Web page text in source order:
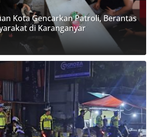
Kota Gencarkan Patroli, Berantas
di Karanganyar